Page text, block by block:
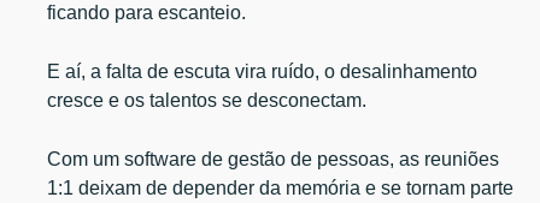
ficando para escanteio.
E aí, a falta de escuta vira ruído, o desalinhamento
cresce e os talentos se desconectam.
Com um software de gestão de pessoas, as reuniões
1:1 deixam de depender da memória e se tornam parte